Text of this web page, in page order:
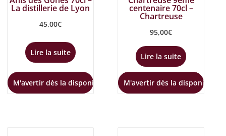
La distillerie de Lyon
45,00€
Lire la suite
M'avertir dès la disponibilité
centenaire 70cl –
Chartreuse
95,00€
Lire la suite
M'avertir dès la disponibilité